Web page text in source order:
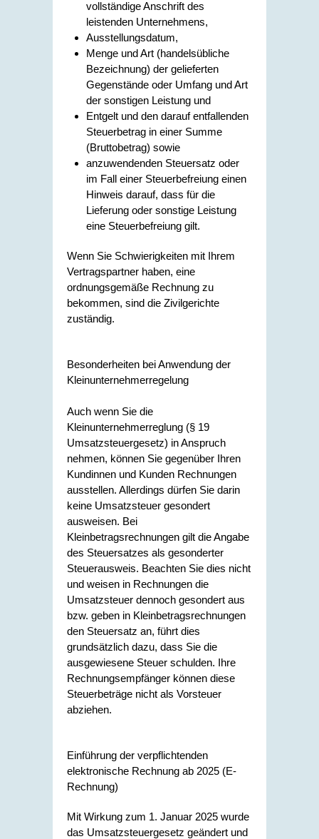
vollständige Anschrift des
leistenden Unternehmens,
Ausstellungsdatum,
Menge und Art (handelsübliche
Bezeichnung) der gelieferten
Gegenstände oder Umfang und Art
der sonstigen Leistung und
Entgelt und den darauf entfallenden
Steuerbetrag in einer Summe
(Bruttobetrag) sowie
anzuwendenden Steuersatz oder
im Fall einer Steuerbefreiung einen
Hinweis darauf, dass für die
Lieferung oder sonstige Leistung
eine Steuerbefreiung gilt.
Wenn Sie Schwierigkeiten mit Ihrem
Vertragspartner haben, eine
ordnungsgemäße Rechnung zu
bekommen, sind die Zivilgerichte
zuständig.
Besonderheiten bei Anwendung der
Kleinunternehmerregelung
Auch wenn Sie die
Kleinunternehmerreglung (§ 19
Umsatzsteuergesetz) in Anspruch
nehmen, können Sie gegenüber Ihren
Kundinnen und Kunden Rechnungen
ausstellen. Allerdings dürfen Sie darin
keine Umsatzsteuer gesondert
ausweisen. Bei
Kleinbetragsrechnungen gilt die Angabe
des Steuersatzes als gesonderter
Steuerausweis. Beachten Sie dies nicht
und weisen in Rechnungen die
Umsatzsteuer dennoch gesondert aus
bzw. geben in Kleinbetragsrechnungen
den Steuersatz an, führt dies
grundsätzlich dazu, dass Sie die
ausgewiesene Steuer schulden. Ihre
Rechnungsempfänger können diese
Steuerbeträge nicht als Vorsteuer
abziehen.
Einführung der verpflichtenden
elektronische Rechnung ab 2025 (E-
Rechnung)
Mit Wirkung zum 1. Januar 2025 wurde
das Umsatzsteuergesetz geändert und